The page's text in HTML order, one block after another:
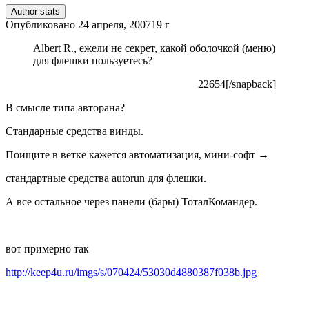
Author stats
Опубликовано 24 апреля, 200719 г
Albert R., ежели не секрет, какой оболочкой (меню)
для флешки пользуетесь?
22654[/snapback]
В смысле типа авторана?
Стандарные средства винды.
Поищите в ветке кажется автоматизация, мини-софт →
стандартные средства autorun для флешки.
А все остальное через панели (бары) ТоталКомандер.
вот примерно так
http://keep4u.ru/imgs/s/070424/53030d4880387f038b.jpg